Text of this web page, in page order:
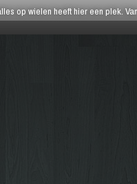
op wielen heeft hier een plek.